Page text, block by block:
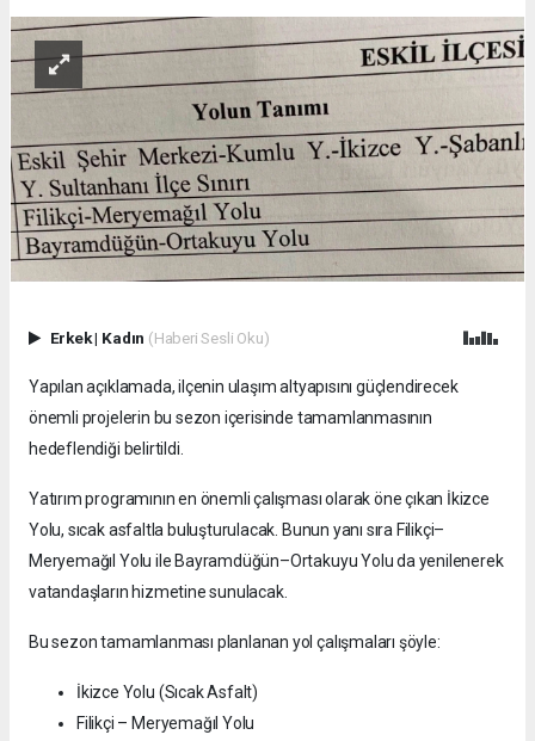
Erkek| Kadın (Haberi Sesli Oku)
Yapılan açıklamada, ilçenin ulaşım altyapısını güçlendirecek
önemli projelerin bu sezon içerisinde tamamlanmasının
hedeflendiği belirtildi.
Yatırım programının en önemli çalışması olarak öne çıkan İkizce
Yolu, sıcak asfaltla buluşturulacak. Bunun yanı sıra Filikçi–
Meryemağıl Yolu ile Bayramdüğün–Ortakuyu Yolu da yenilenerek
vatandaşların hizmetine sunulacak.
Bu sezon tamamlanması planlanan yol çalışmaları şöyle:
İkizce Yolu (Sıcak Asfalt)
Filikçi – Meryemağıl Yolu